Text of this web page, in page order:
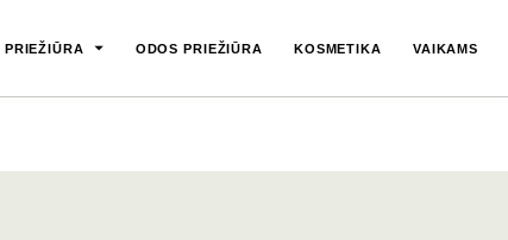
PRIEŽIŪRA ODOS PRIEŽIŪRA KOSMETIKA VAIKAMS